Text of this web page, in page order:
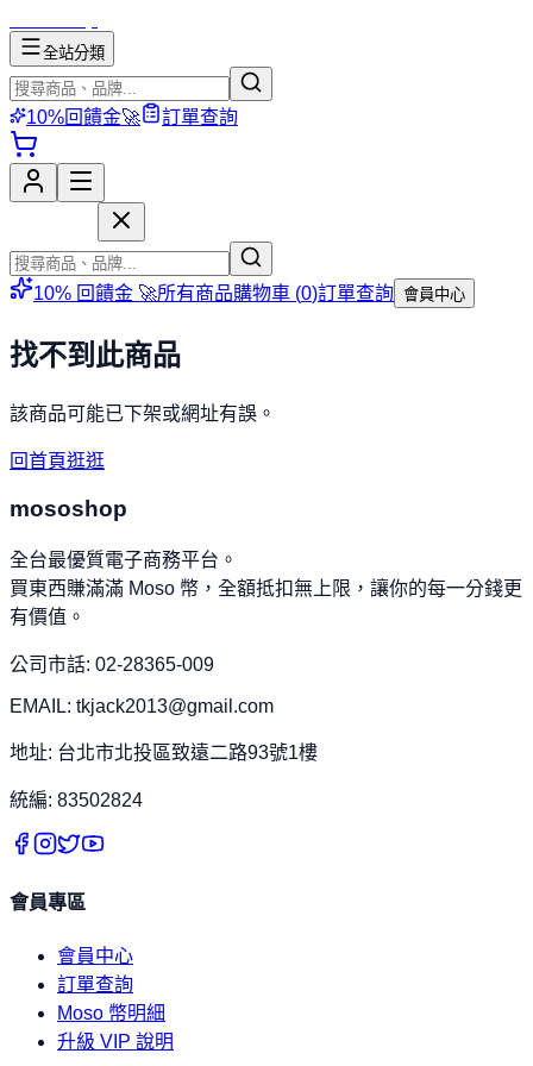
全站分類
10%回饋金🚀 訂單查詢
10% 回饋金 🚀所有商品購物車 (0)訂單查詢 會員中心
找不到此商品
該商品可能已下架或網址有誤。
回首頁逛逛
mososhop
全台最優質電子商務平台。
買東西賺滿滿 Moso 幣，全額抵扣無上限，讓你的每一分錢更
有價值。
公司市話: 02-28365-009
EMAIL: tkjack2013@gmail.com
地址: 台北市北投區致遠二路93號1樓
統編: 83502824
會員專區
會員中心
訂單查詢
Moso 幣明細
升級 VIP 說明